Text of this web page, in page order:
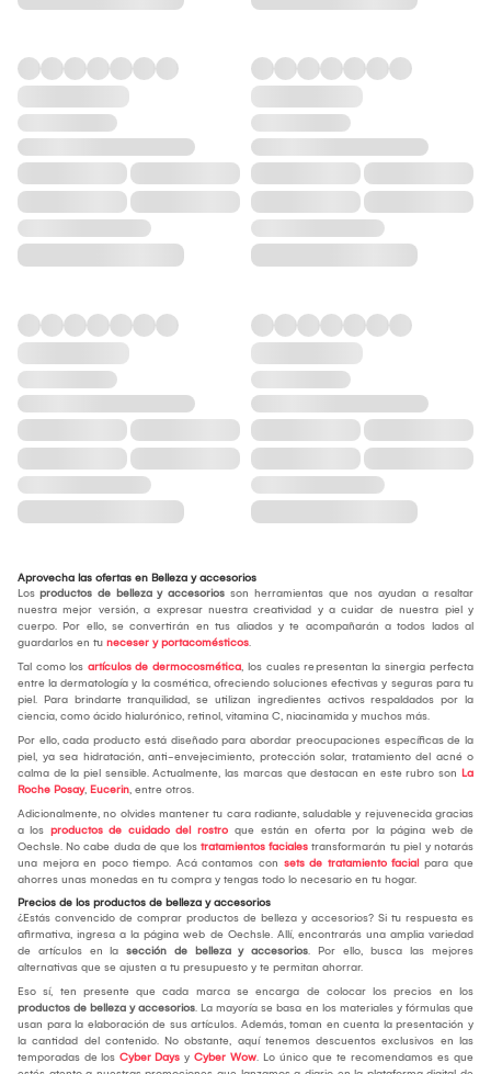
Aprovecha las ofertas en Belleza y accesorios
Los productos de belleza y accesorios son herramientas que nos ayudan a resaltar
nuestra mejor versión, a expresar nuestra creatividad y a cuidar de nuestra piel y
cuerpo. Por ello, se convertirán en tus aliados y te acompañarán a todos lados al
guardarlos en tu neceser y portacomésticos.
Tal como los artículos de dermocosmética, los cuales representan la sinergia perfecta
entre la dermatología y la cosmética, ofreciendo soluciones efectivas y seguras para tu
piel. Para brindarte tranquilidad, se utilizan ingredientes activos respaldados por la
ciencia, como ácido hialurónico, retinol, vitamina C, niacinamida y muchos más.
Por ello, cada producto está diseñado para abordar preocupaciones específicas de la
piel, ya sea hidratación, anti-envejecimiento, protección solar, tratamiento del acné o
calma de la piel sensible. Actualmente, las marcas que destacan en este rubro son La
Roche Posay, Eucerin, entre otros.
Adicionalmente, no olvides mantener tu cara radiante, saludable y rejuvenecida gracias
a los productos de cuidado del rostro que están en oferta por la página web de
Oechsle. No cabe duda de que los tratamientos faciales transformarán tu piel y notarás
una mejora en poco tiempo. Acá contamos con sets de tratamiento facial para que
ahorres unas monedas en tu compra y tengas todo lo necesario en tu hogar.
Precios de los productos de belleza y accesorios
¿Estás convencido de comprar productos de belleza y accesorios? Si tu respuesta es
afirmativa, ingresa a la página web de Oechsle. Allí, encontrarás una amplia variedad
de artículos en la sección de belleza y accesorios. Por ello, busca las mejores
alternativas que se ajusten a tu presupuesto y te permitan ahorrar.
Eso sí, ten presente que cada marca se encarga de colocar los precios en los
productos de belleza y accesorios. La mayoría se basa en los materiales y fórmulas que
usan para la elaboración de sus artículos. Además, toman en cuenta la presentación y
la cantidad del contenido. No obstante, aquí tenemos descuentos exclusivos en las
temporadas de los Cyber Days y Cyber Wow. Lo único que te recomendamos es que